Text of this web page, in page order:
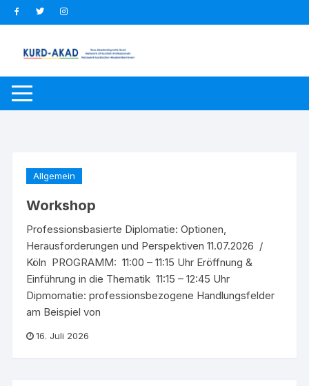
Zum
Inhalt
Allgemein
Workshop
Professionsbasierte Diplomatie: Optionen,
Herausforderungen und Perspektiven 11.07.2026 /
Köln PROGRAMM: 11:00 – 11:15 Uhr Eröffnung &
Einführung in die Thematik 11:15 – 12:45 Uhr
Dipmomatie: professionsbezogene Handlungsfelder
am Beispiel von
16. Juli 2026